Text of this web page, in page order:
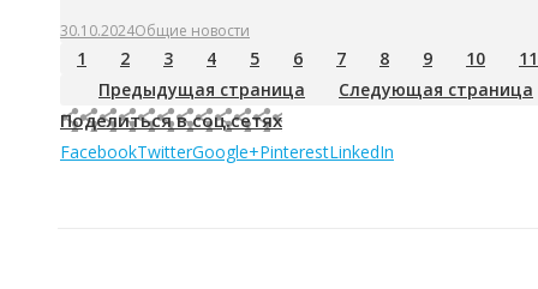
30.10.2024Общие новости
1 2 3 4 5 6 7 8 9 10
11
Предыдущая страница
Следующая страница
Поделиться в соц.сетях
FacebookTwitterGoogle+PinterestLinkedIn